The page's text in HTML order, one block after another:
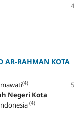
AR-RAHMAN KOTA
(4)
Negeri Kota
(4)